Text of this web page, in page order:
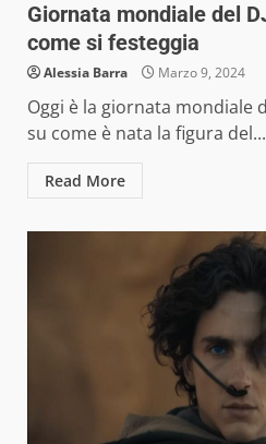
Giornata mondiale del
come si festeggia
Alessia Barra Marzo 9, 2024
Oggi è la giornata mondiale
su come è nata la figura del...
Read More